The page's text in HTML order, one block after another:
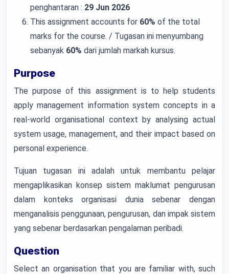
penghantaran : 29 Jun 2026
This assignment accounts for 60% of the total
marks for the course. / Tugasan ini menyumbang
sebanyak 60% dari jumlah markah kursus.
Purpose
The purpose of this assignment is to help students
apply management information system concepts in a
real-world organisational context by analysing actual
system usage, management, and their impact based on
personal experience.
Tujuan tugasan ini adalah untuk membantu pelajar
mengaplikasikan konsep sistem maklumat pengurusan
dalam konteks organisasi dunia sebenar dengan
menganalisis penggunaan, pengurusan, dan impak sistem
yang sebenar berdasarkan pengalaman peribadi.
Question
Select an organisation that you are familiar with, such